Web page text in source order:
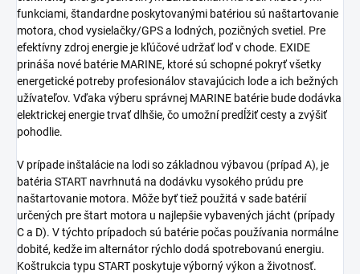
funkciami, štandardne poskytovanými batériou sú naštartovanie
motora, chod vysielačky/GPS a lodných, pozičných svetiel. Pre
efektívny zdroj energie je kľúčové udržať loď v chode. EXIDE
prináša nové batérie MARINE, ktoré sú schopné pokryť všetky
energetické potreby profesionálov stavajúcich lode a ich bežných
užívateľov. Vďaka výberu správnej MARINE batérie bude dodávka
elektrickej energie trvať dlhšie, čo umožní predĺžiť cesty a zvýšiť
pohodlie.
V prípade inštalácie na lodi so základnou výbavou (prípad A), je
batéria START navrhnutá na dodávku vysokého prúdu pre
naštartovanie motora. Môže byť tiež použitá v sade batérií
určených pre štart motora u najlepšie vybavených jácht (prípady
C a D). V týchto prípadoch sú batérie počas používania normálne
dobité, kedže im alternátor rýchlo dodá spotrebovanú energiu.
Koštrukcia typu START poskytuje výborný výkon a životnosť.